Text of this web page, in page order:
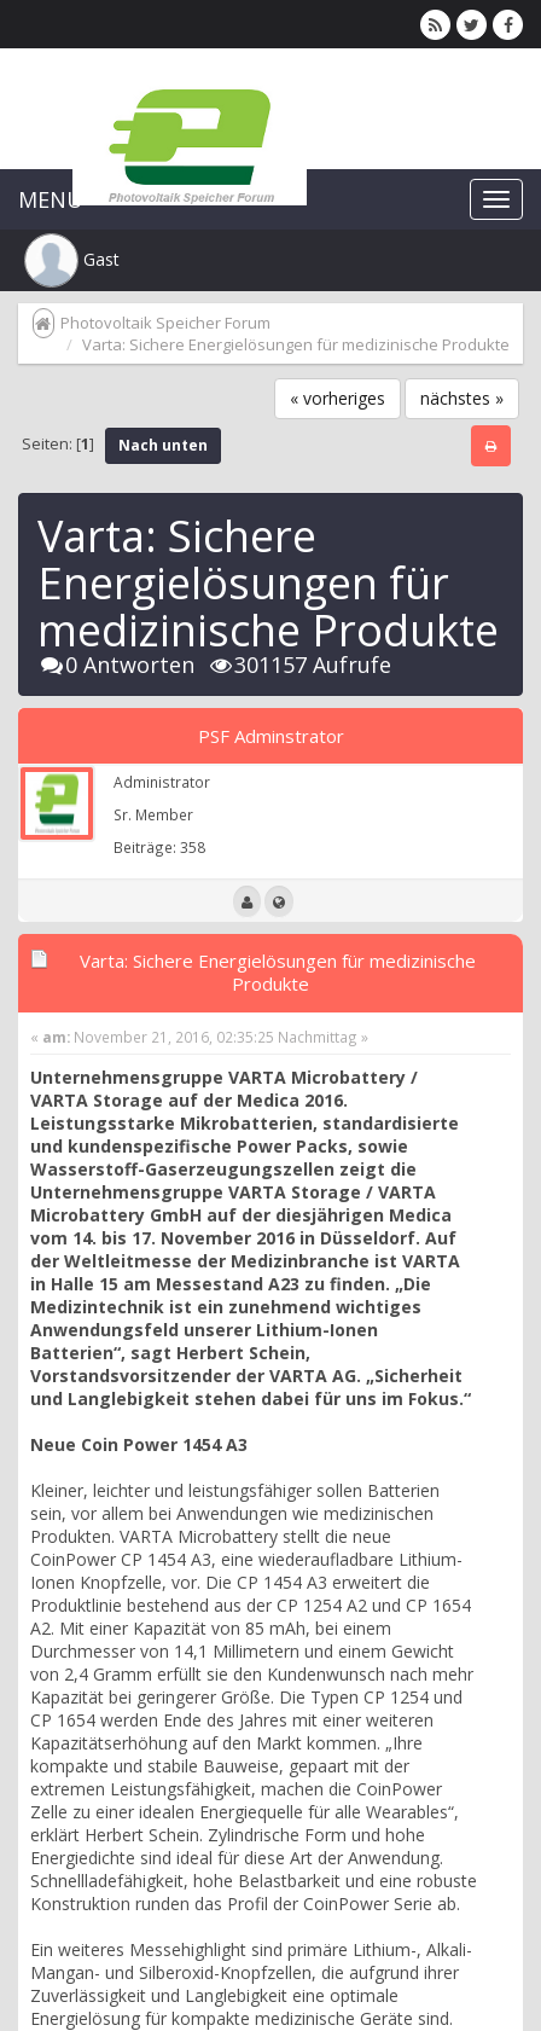
MENU
Gast
Photovoltaik Speicher Forum
Varta: Sichere Energielösungen für medizinische Produkte
« vorheriges nächstes »
Seiten: [1] Nach unten
Varta: Sichere
Energielösungen für
medizinische Produkte
0 Antworten 301157 Aufrufe
PSF Adminstrator
Administrator
Sr. Member
Beiträge: 358
Varta: Sichere Energielösungen für medizinische
Produkte
« am: November 21, 2016, 02:35:25 Nachmittag »
Unternehmensgruppe VARTA Microbattery /
VARTA Storage auf der Medica 2016.
Leistungsstarke Mikrobatterien, standardisierte
und kundenspezifische Power Packs, sowie
Wasserstoff-Gaserzeugungszellen zeigt die
Unternehmensgruppe VARTA Storage / VARTA
Microbattery GmbH auf der diesjährigen Medica
vom 14. bis 17. November 2016 in Düsseldorf. Auf
der Weltleitmesse der Medizinbranche ist VARTA
in Halle 15 am Messestand A23 zu finden. „Die
Medizintechnik ist ein zunehmend wichtiges
Anwendungsfeld unserer Lithium-Ionen
Batterien“, sagt Herbert Schein,
Vorstandsvorsitzender der VARTA AG. „Sicherheit
und Langlebigkeit stehen dabei für uns im Fokus.“
Neue Coin Power 1454 A3
Kleiner, leichter und leistungsfähiger sollen Batterien
sein, vor allem bei Anwendungen wie medizinischen
Produkten. VARTA Microbattery stellt die neue
CoinPower CP 1454 A3, eine wiederaufladbare Lithium-
Ionen Knopfzelle, vor. Die CP 1454 A3 erweitert die
Produktlinie bestehend aus der CP 1254 A2 und CP 1654
A2. Mit einer Kapazität von 85 mAh, bei einem
Durchmesser von 14,1 Millimetern und einem Gewicht
von 2,4 Gramm erfüllt sie den Kundenwunsch nach mehr
Kapazität bei geringerer Größe. Die Typen CP 1254 und
CP 1654 werden Ende des Jahres mit einer weiteren
Kapazitätserhöhung auf den Markt kommen. „Ihre
kompakte und stabile Bauweise, gepaart mit der
extremen Leistungsfähigkeit, machen die CoinPower
Zelle zu einer idealen Energiequelle für alle Wearables“,
erklärt Herbert Schein. Zylindrische Form und hohe
Energiedichte sind ideal für diese Art der Anwendung.
Schnellladefähigkeit, hohe Belastbarkeit und eine robuste
Konstruktion runden das Profil der CoinPower Serie ab.
Ein weiteres Messehighlight sind primäre Lithium-, Alkali-
Mangan- und Silberoxid-Knopfzellen, die aufgrund ihrer
Zuverlässigkeit und Langlebigkeit eine optimale
Energielösung für kompakte medizinische Geräte sind.